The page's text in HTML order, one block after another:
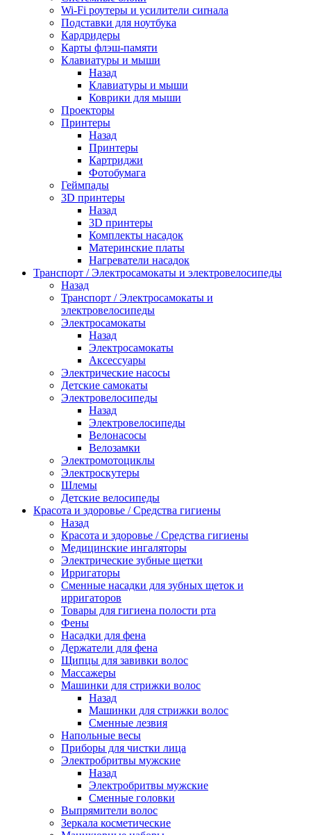
Wi-Fi роутеры и усилители сиrнала
Подставки для ноутбука
Кардридеры
Карты флэш-памяти
Клавиатуры и мыши
Назад
Клавиатуры и мыши
Коврики для мыши
Проекторы
Принтеры
Назад
Принтеры
Картриджи
Фотобумага
Геймпады
3D принтеры
Назад
3D принтеры
Комплекты насадок
Материнские платы
Нагреватели насадок
Транспорт / Электросамокаты и электровелосипеды
Назад
Транспорт / Электросамокаты и
электровелосипеды
Электросамокаты
Назад
Электросамокаты
Аксессуары
Электрические насосы
Детские самокаты
Электровелосипеды
Назад
Электровелосипеды
Велонасосы
Велозамки
Электромотоциклы
Электроскутеры
Шлемы
Детские велосипеды
Красота и здоровье / Средства гигиены
Назад
Красота и здоровье / Средства гигиены
Медицинские ингаляторы
Электрические зубные щетки
Ирригаторы
Сменные насадки для зубных щеток и
ирригаторов
Товары для гигиена полости рта
Фены
Насадки для фена
Держатели для фена
Щипцы для завивки волос
Массажеры
Машинки для стрижки волос
Назад
Машинки для стрижки волос
Сменные лезвия
Напольные весы
Приборы для чистки лица
Электробритвы мужские
Назад
Электробритвы мужские
Сменные головки
Выпрямители волос
Зеркала косметические